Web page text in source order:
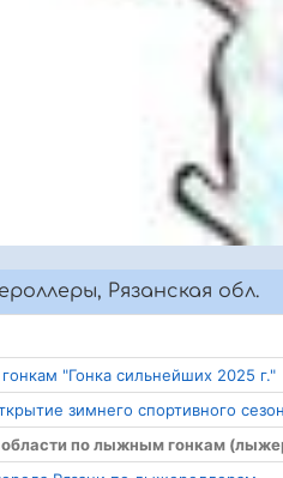
Рязанская обл.
"Гонка сильнейших 2025 г."
зимнего спортивного
области по лыжным гонкам